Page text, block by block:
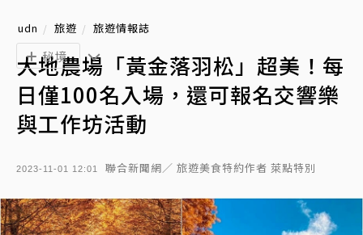
udn 旅遊 旅遊情報誌
大地農場「黃金落羽松」超美！每
日僅100名入場，還可報名交響樂
與工作坊活動
2023-11-01 12:01 聯合新聞網／ 旅遊美食特約作者 萊點特別
秘境